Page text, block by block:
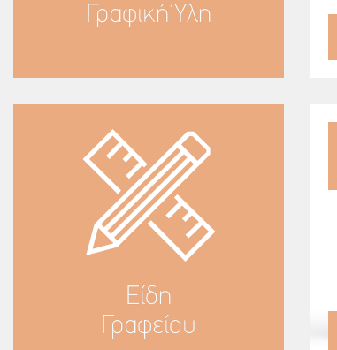
Γραφική Ύλη
Είδη
Γραφείου